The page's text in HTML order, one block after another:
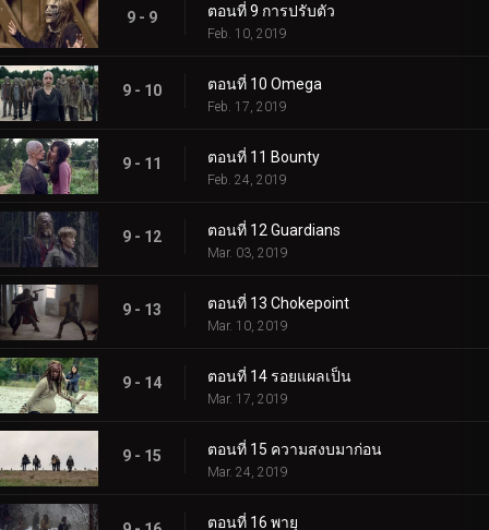
9 - 9 ตอนที่ 9 การปรับตัว
Feb. 10, 2019
9 - 10 ตอนที่ 10 Omega
Feb. 17, 2019
9 - 11 ตอนที่ 11 Bounty
Feb. 24, 2019
9 - 12 ตอนที่ 12 Guardians
Mar. 03, 2019
9 - 13 ตอนที่ 13 Chokepoint
Mar. 10, 2019
9 - 14 ตอนที่ 14 รอยแผลเป็น
Mar. 17, 2019
9 - 15 ตอนที่ 15 ความสงบมาก่อน
Mar. 24, 2019
ตอนที่ 16 พายุ